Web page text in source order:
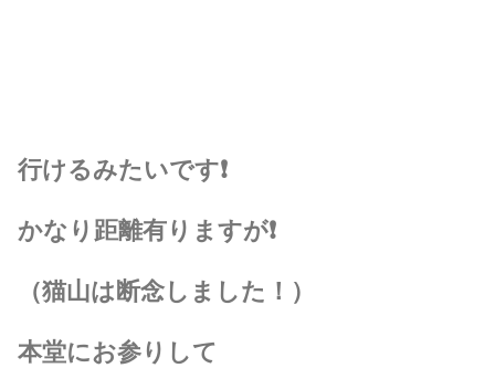
行けるみたいです❗
かなり距離有りますが❗
（猫山は断念しました！）
本堂にお参りして